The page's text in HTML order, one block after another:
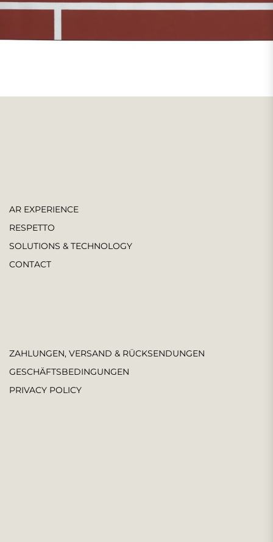
AR EXPERIENCE
RESPETTO
SOLUTIONS & TECHNOLOGY
CONTACT
ZAHLUNGEN, VERSAND & RÜCKSENDUNGEN
GESCHÄFTSBEDINGUNGEN
PRIVACY POLICY